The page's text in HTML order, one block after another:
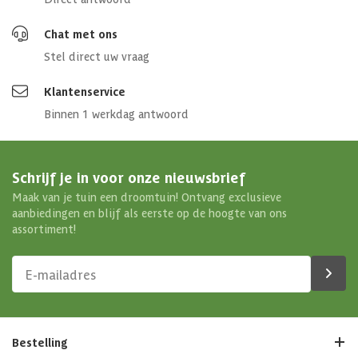
2 x 1,5 Meter lange Flexibele slang 38 mm
1 x 100 ml Griffon T-88 PVC lijm
1 x 125 ml Griffon PVC-Reiniger
Chat met ons
Stel direct uw vraag
Klantenservice
Binnen 1 werkdag antwoord
Schrijf je in voor onze nieuwsbrief
Maak van je tuin een droomtuin! Ontvang exclusieve
aanbiedingen en blijf als eerste op de hoogte van ons
assortiment!
Bestelling